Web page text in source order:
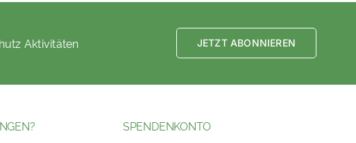
Aktivitäten JETZT ABONNIEREN
SPENDENKONTO